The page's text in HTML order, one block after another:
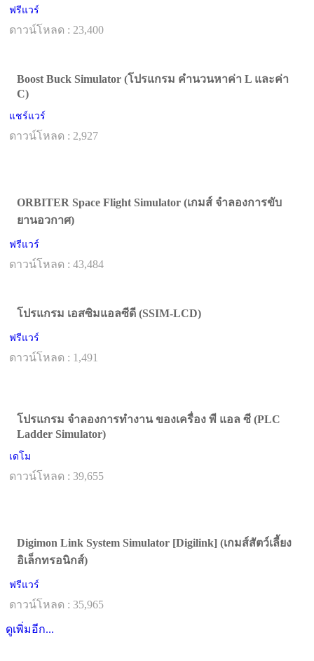
ฟรีแวร์
ดาวน์โหลด : 23,400
Boost Buck Simulator (โปรแกรม คำนวนหาค่า L และค่า
C)
แชร์แวร์
ดาวน์โหลด : 2,927
ORBITER Space Flight Simulator (เกมส์ จำลองการขับ
ยานอวกาศ)
ฟรีแวร์
ดาวน์โหลด : 43,484
โปรแกรม เอสซิมแอลซีดี (SSIM-LCD)
ฟรีแวร์
ดาวน์โหลด : 1,491
โปรแกรม จำลองการทำงาน ของเครื่อง พี แอล ซี (PLC
Ladder Simulator)
เดโม
ดาวน์โหลด : 39,655
Digimon Link System Simulator [Digilink] (เกมส์สัตว์เลี้ยง
อิเล็กทรอนิกส์)
ฟรีแวร์
ดาวน์โหลด : 35,965
ดูเพิ่มอีก...